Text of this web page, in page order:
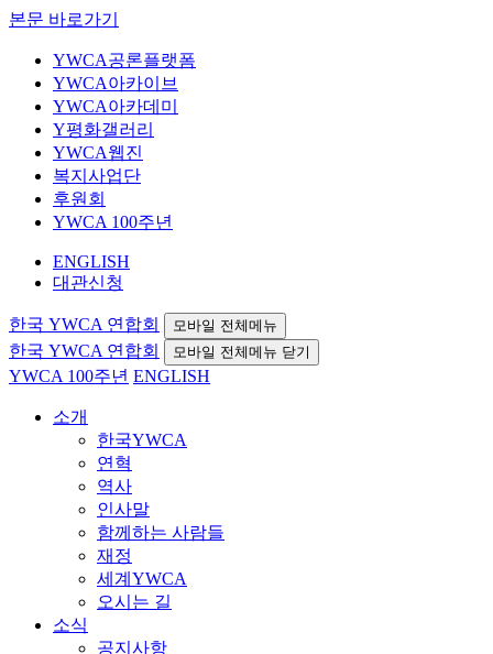
본문 바로가기
YWCA공론플랫폼
YWCA아카이브
YWCA아카데미
Y평화갤러리
YWCA웹진
복지사업단
후원회
YWCA 100주년
ENGLISH
대관신청
한국 YWCA 연합회 모바일 전체메뉴
한국 YWCA 연합회 모바일 전체메뉴 닫기
YWCA 100주년 ENGLISH
소개
한국YWCA
연혁
역사
인사말
함께하는 사람들
재정
세계YWCA
오시는 길
소식
공지사항